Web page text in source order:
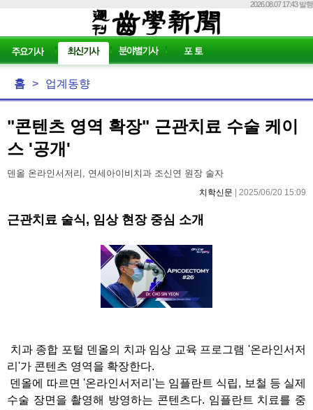
2026.08.07 17:43 발행
홈 > 업계동향
"콘텐츠 영역 확장" 근관치료 수술 케이
스 '공개'
덴올 온라인서저리, 연세아이비치과 조신연 원장 술자
치학신문 | 2025/06/20 15:09
근관치료 술식, 임상 현장 중심 소개
치과 종합 포털 덴올의 치과 임상 교육 프로그램 '온라인서저
리'가 콘텐츠 영역을 확장한다.
덴올에 따르면 '온라인서저리'는 임플란트 식립, 보철 등 실제
수술 장면을 촬영해 방영하는 콘텐츠다. 임플란트 치료를 중